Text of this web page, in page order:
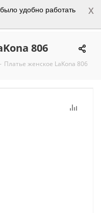
удобно работать
x
0
806
- Платье женское LaKona 806